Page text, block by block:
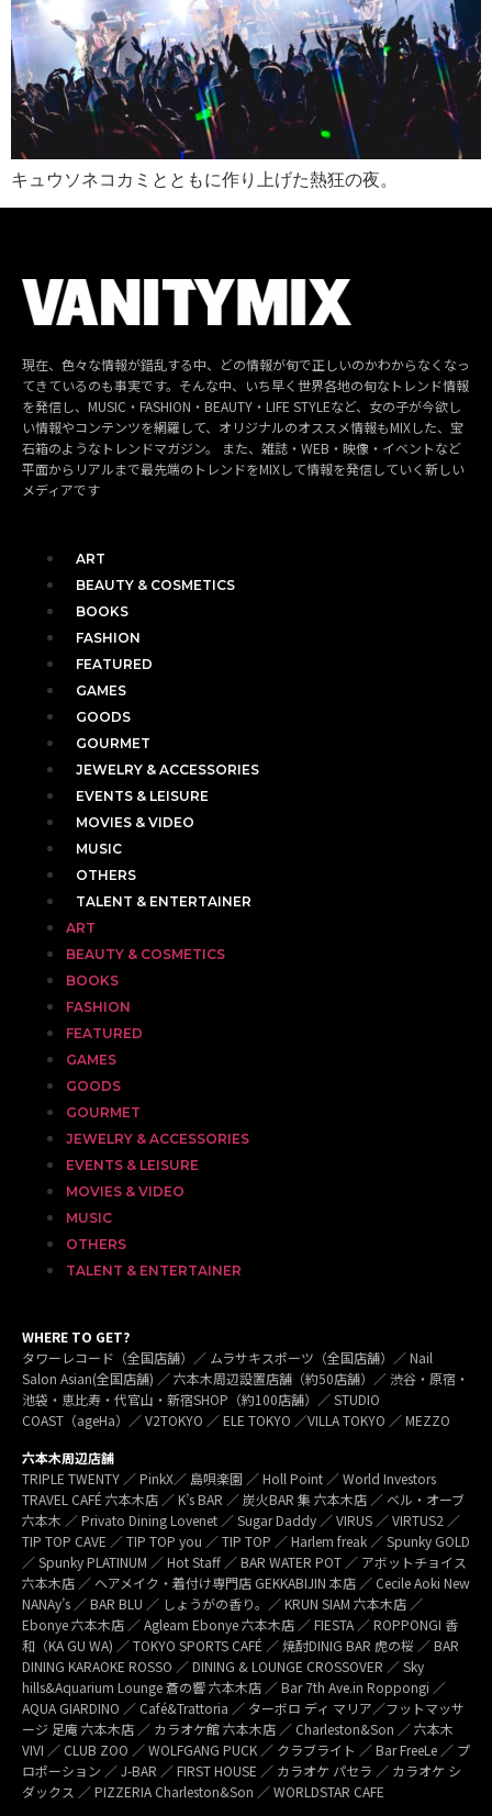
キュウソネコカミとともに作り上げた熱狂の夜。
現在、色々な情報が錯乱する中、どの情報が旬で正しいのかわからなくなっ
てきているのも事実です。そんな中、いち早く世界各地の旬なトレンド情報
を発信し、MUSIC・FASHION・BEAUTY・LIFE STYLEなど、女の子が今欲し
い情報やコンテンツを網羅して、オリジナルのオススメ情報もMIXした、宝
石箱のようなトレンドマガジン。 また、雑誌・WEB・映像・イベントなど
平面からリアルまで最先端のトレンドをMIXして情報を発信していく新しい
メディアです
ART
BEAUTY & COSMETICS
BOOKS
FASHION
FEATURED
GAMES
GOODS
GOURMET
JEWELRY & ACCESSORIES
EVENTS & LEISURE
MOVIES & VIDEO
MUSIC
OTHERS
TALENT & ENTERTAINER
ART
BEAUTY & COSMETICS
BOOKS
FASHION
FEATURED
GAMES
GOODS
GOURMET
JEWELRY & ACCESSORIES
EVENTS & LEISURE
MOVIES & VIDEO
MUSIC
OTHERS
TALENT & ENTERTAINER
WHERE TO GET?
タワーレコード（全国店舗）／ ムラサキスポーツ（全国店舗）／ Nail
Salon Asian(全国店舗) ／ 六本木周辺設置店舗（約50店舗）／ 渋谷・原宿・
池袋・恵比寿・代官山・新宿SHOP（約100店舗）／ STUDIO
COAST（ageHa）／ V2TOKYO ／ ELE TOKYO ／VILLA TOKYO ／ MEZZO
六本木周辺店舗
TRIPLE TWENTY ／ PinkX／ 島唄楽園 ／ Holl Point ／ World Investors
TRAVEL CAFÉ 六本木店 ／ K’s BAR ／ 炭火BAR 集 六本木店 ／ ベル・オーブ
六本木 ／ Privato Dining Lovenet ／ Sugar Daddy ／ VIRUS ／ VIRTUS2 ／
TIP TOP CAVE ／ TIP TOP you ／ TIP TOP ／ Harlem freak ／ Spunky GOLD
／ Spunky PLATINUM ／ Hot Staff ／ BAR WATER POT ／ アボットチョイス
六本木店 ／ ヘアメイク・着付け専門店 GEKKABIJIN 本店 ／ Cecile Aoki New
NANAy’s ／ BAR BLU ／ しょうがの香り。／ KRUN SIAM 六本木店 ／
Ebonye 六本木店 ／ Agleam Ebonye 六本木店 ／ FIESTA ／ ROPPONGI 香
和（KA GU WA) ／ TOKYO SPORTS CAFÉ ／ 焼酎DINIG BAR 虎の桜 ／ BAR
DINING KARAOKE ROSSO ／ DINING & LOUNGE CROSSOVER ／ Sky
hills&Aquarium Lounge 蒼の響 六本木店 ／ Bar 7th Ave.in Roppongi ／
AQUA GIARDINO ／ Café&Trattoria ／ ターボロ ディ マリア／フットマッサ
ージ 足庵 六本木店 ／ カラオケ館 六本木店 ／ Charleston&Son ／ 六本木
VIVI ／ CLUB ZOO ／ WOLFGANG PUCK ／ クラブライト ／ Bar FreeLe ／ プ
ロポーション ／ J-BAR ／ FIRST HOUSE ／ カラオケ パセラ ／ カラオケ シ
ダックス ／ PIZZERIA Charleston&Son ／ WORLDSTAR CAFE